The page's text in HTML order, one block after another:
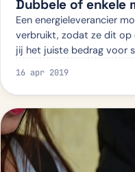
Dubbele of enkele
Een energieleverancier
verbruikt, zodat ze dit op
jij het juiste bedrag voor
16 apr 2019